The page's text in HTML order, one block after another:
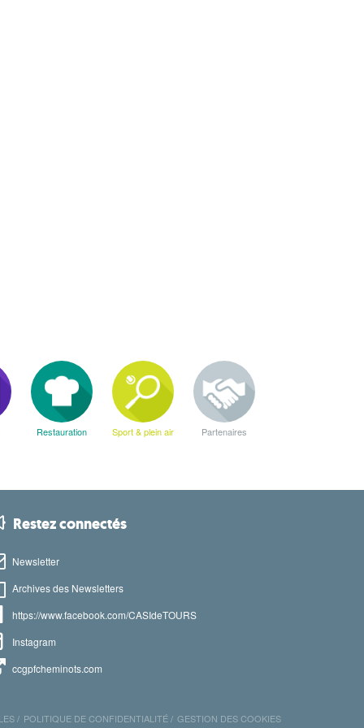
Restauration Sport & plein air Partenaires
Restez connectés
Newsletter
Archives des Newsletters
https://www.facebook.com/CASIdeTOURS
Instagram
ccgpfcheminots.com
POLITIQUE DE CONFIDENTIALITÉ GESTION DES COOKIES